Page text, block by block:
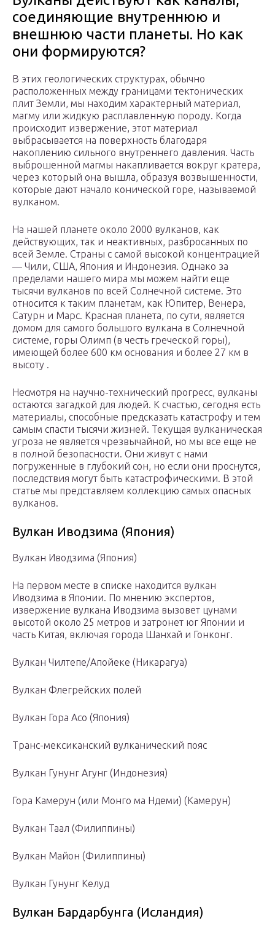
соединяющие внутреннюю и
внешнюю части планеты. Но как
они формируются?
В этих геологических структурах, обычно
расположенных между границами тектонических
плит Земли, мы находим характерный материал,
магму или жидкую расплавленную породу. Когда
происходит извержение, этот материал
выбрасывается на поверхность благодаря
накоплению сильного внутреннего давления. Часть
выброшенной магмы накапливается вокруг кратера,
через который она вышла, образуя возвышенности,
которые дают начало конической горе, называемой
вулканом.
На нашей планете около 2000 вулканов, как
действующих, так и неактивных, разбросанных по
всей Земле. Страны с самой высокой концентрацией
— Чили, США, Япония и Индонезия. Однако за
пределами нашего мира мы можем найти еще
тысячи вулканов по всей Солнечной системе. Это
относится к таким планетам, как Юпитер, Венера,
Сатурн и Марс. Красная планета, по сути, является
домом для самого большого вулкана в Солнечной
системе, горы Олимп (в честь греческой горы),
имеющей более 600 км основания и более 27 км в
высоту .
Несмотря на научно-технический прогресс, вулканы
остаются загадкой для людей. К счастью, сегодня есть
материалы, способные предсказать катастрофу и тем
самым спасти тысячи жизней. Текущая вулканическая
угроза не является чрезвычайной, но мы все еще не
в полной безопасности. Они живут с нами
погруженные в глубокий сон, но если они проснутся,
последствия могут быть катастрофическими. В этой
статье мы представляем коллекцию самых опасных
вулканов.
Вулкан Иводзима (Япония)
Вулкан Иводзима (Япония)
На первом месте в списке находится вулкан
Иводзима в Японии. По мнению экспертов,
извержение вулкана Иводзима вызовет цунами
высотой около 25 метров и затронет юг Японии и
часть Китая, включая города Шанхай и Гонконг.
Вулкан Чилтепе/Апойеке (Никарагуа)
Вулкан Флегрейских полей
Вулкан Гора Асо (Япония)
Транс-мексиканский вулканический пояс
Вулкан Гунунг Агунг (Индонезия)
Гора Камерун (или Монго ма Ндеми) (Камерун)
Вулкан Таал (Филиппины)
Вулкан Майон (Филиппины)
Вулкан Гунунг Келуд
Вулкан Бардарбунга (Исландия)